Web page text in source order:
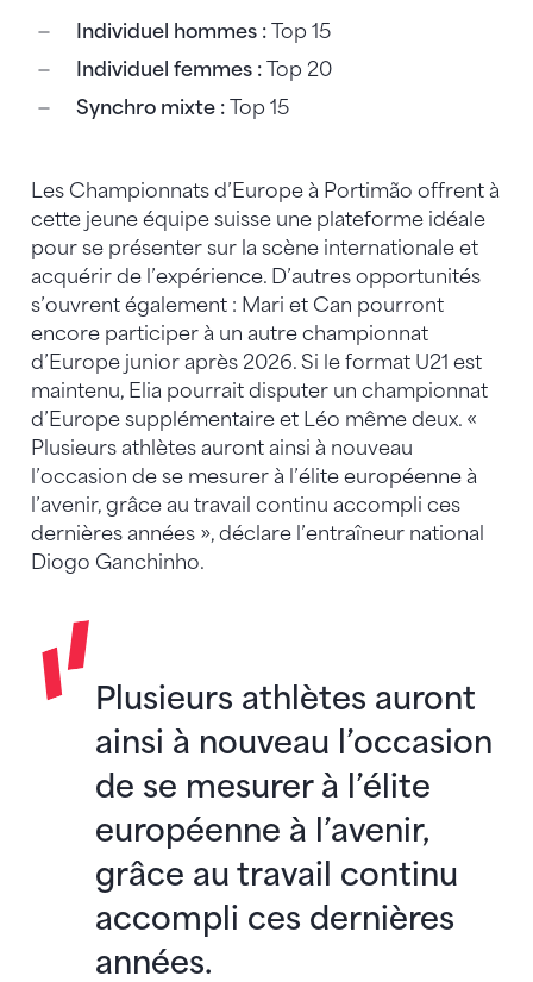
Individuel hommes :
Top 15
Individuel femmes :
Top 20
Synchro mixte :
Top 15
Les Championnats d’Europe à Portimão offrent à
cette jeune équipe suisse une plateforme idéale
pour se présenter sur la scène internationale et
acquérir de l’expérience. D’autres opportunités
s’ouvrent également : Mari et Can pourront
encore participer à un autre championnat
d’Europe junior après 2026. Si le format U21 est
maintenu, Elia pourrait disputer un championnat
d’Europe supplémentaire et Léo même deux. «
Plusieurs athlètes auront ainsi à nouveau
l’occasion de se mesurer à l’élite européenne à
l’avenir, grâce au travail continu accompli ces
dernières années », déclare l’entraîneur national
Diogo Ganchinho.
Plusieurs athlètes auront
ainsi à nouveau l’occasion
de se mesurer à l’élite
européenne à l’avenir,
grâce au travail continu
accompli ces dernières
années.